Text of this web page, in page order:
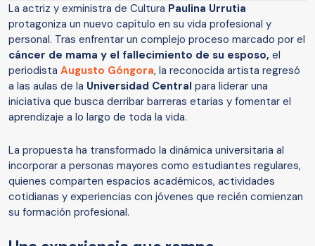
La actriz y exministra de Cultura Paulina Urrutia
protagoniza un nuevo capítulo en su vida profesional y
personal. Tras enfrentar un complejo proceso marcado por el
cáncer de mama y el fallecimiento de su esposo, el
periodista Augusto Góngora, la reconocida artista regresó
a las aulas de la Universidad Central para liderar una
iniciativa que busca derribar barreras etarias y fomentar el
aprendizaje a lo largo de toda la vida.
La propuesta ha transformado la dinámica universitaria al
incorporar a personas mayores como estudiantes regulares,
quienes comparten espacios académicos, actividades
cotidianas y experiencias con jóvenes que recién comienzan
su formación profesional.